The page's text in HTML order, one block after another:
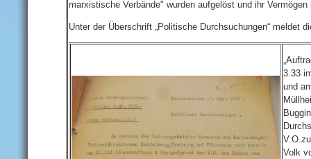
marxistische Verbände" wurden aufgelöst und ihr
Unter der Überschrift „Politische Durchsuchungen“
3.33
und
Volk